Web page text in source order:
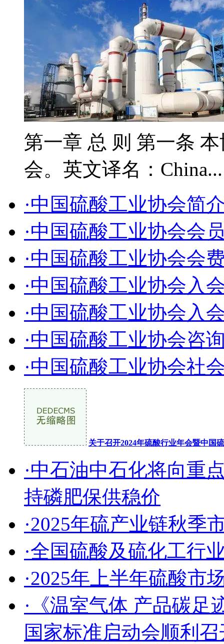
第一章 总 则 第一条
会。英文译名：
·中国硫酸工业协会简
·中国硫酸工业协会会
·中国硫酸工业协会会
·中国硫酸工业协会入
·中国硫酸工业协会入
·中国硫酸工业协会咨
·中国硫酸工业协会社
关于召开2024年硫酸行业年会暨中国
·中石油中石化将向重
持磷肥保供稳价
·2025年硫产业链秋季
·全国硫酸及硫化工行
·2025年上半年硫酸市
·《温室气体 产品碳足
国家标准启动会顺利召